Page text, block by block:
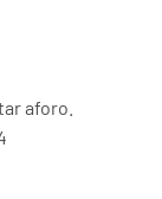
aforo.